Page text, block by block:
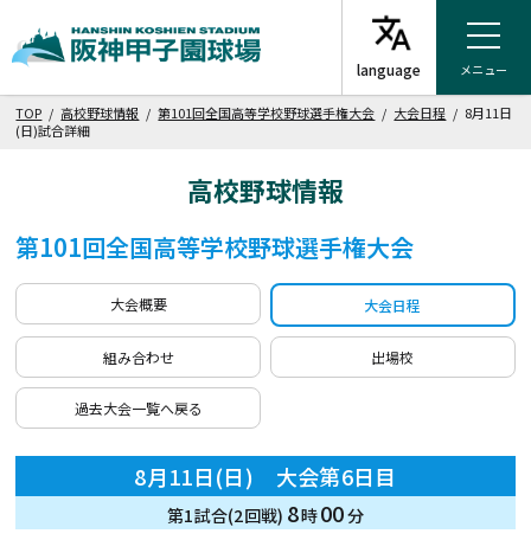
メニュー
TOP /高校野球情報 /第101回全国高等学校野球選手権大会 / 大会日程 / 8月11日
(日)試合詳細
高校野球情報
第101回全国高等学校野球選手権大会
大会概要 大会日程
組み合わせ 出場校
過去大会一覧へ戻る
8月11日(日) 大会第6日目
第1試合(2回戦) 8時00分